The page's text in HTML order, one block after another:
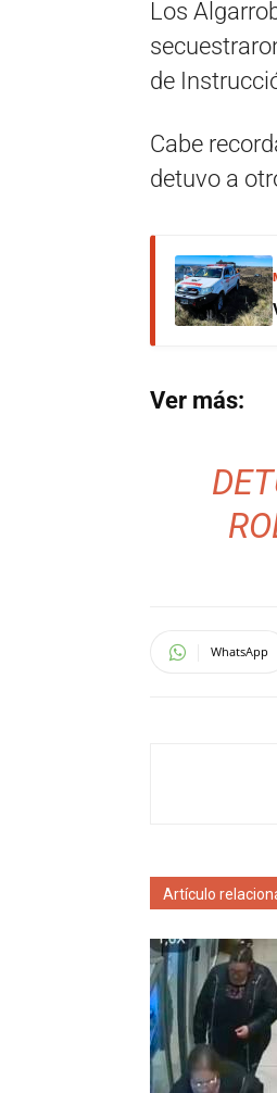
Los
de
Cabe
detuvo a
Ver más:
WhatsApp
Artículo